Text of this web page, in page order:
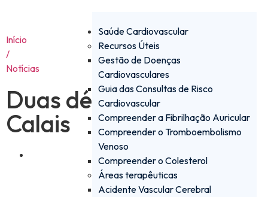
Saúde Cardiovascular
Recursos Úteis
Gestão de Doenças
Cardiovasculares
Guia das Consultas de Risco
Cardiovascular
Compreender a Fibrilhação Auricular
Compreender o Tromboembolismo
Venoso
Compreender o Colesterol
Áreas terapêuticas
Acidente Vascular Cerebral
Início
/
Notícias
Duas décadas da Rita
Calais
Junho 22, 2024